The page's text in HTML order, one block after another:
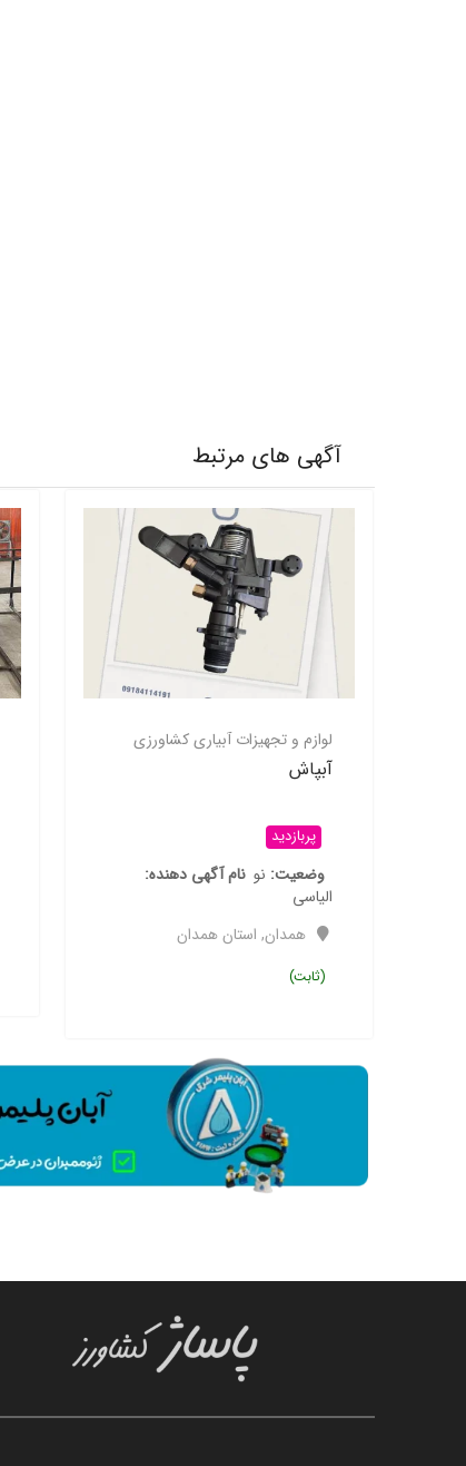
آگهی های مرتبط
لوازم و تجهیزات آبیاری کشاورزی
آبپاش
پربازدید
وضعیت نو نام آگهی دهنده
الیاسی
همدان, استان همدان
(ثابت)